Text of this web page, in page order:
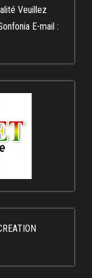
Veuillez
E-mail :